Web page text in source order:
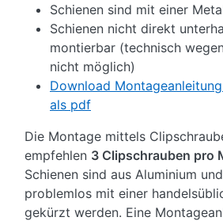
Schienen sind mit einer
Schienen nicht direkt
montierbar (technisch
nicht möglich)
Download
als pdf
Die Montage mittels
empfehlen 3 Clipschrauben pro
Schienen sind aus Aluminium
problemlos mit einer
gekürzt werden. Eine